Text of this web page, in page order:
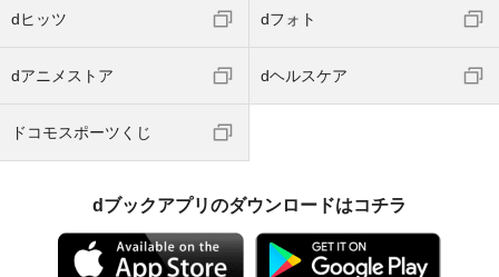
dヒッツ dフォト
dアニメストア dヘルスケア
ドコモスポーツくじ
dブックアプリのダウンロードはコチラ